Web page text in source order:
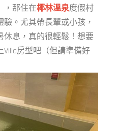
，那住在椰林溫泉度假村
。尤其帶長輩或小孩，
休息，真的很輕鬆！想要
房型吧（但請準備好